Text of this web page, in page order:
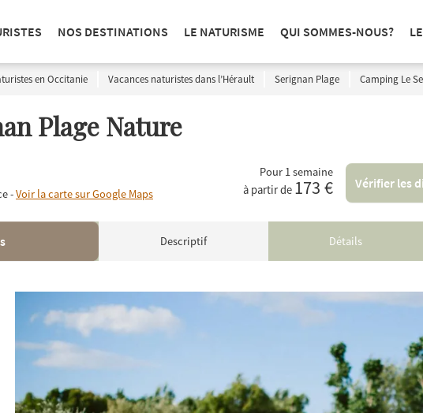
NOS DESTINATIONS LE NATURISME QUI SOMMES-NOUS?
en Occitanie Vacances naturistes dans l’Hérault Serignan Plage Camping Le
Plage Nature
-Voir la carte sur Google Maps
Pour 1 semaine
à partir de 173 € Vérifier les
Descriptif Détails